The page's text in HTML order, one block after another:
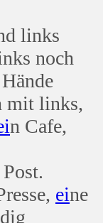
links
noch
mit links,
n Cafe,
eine